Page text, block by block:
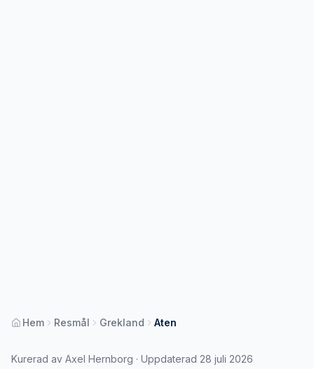
Hem Resmål Grekland Aten
Kurerad av Axel Hernborg · Uppdaterad 28 juli 2026